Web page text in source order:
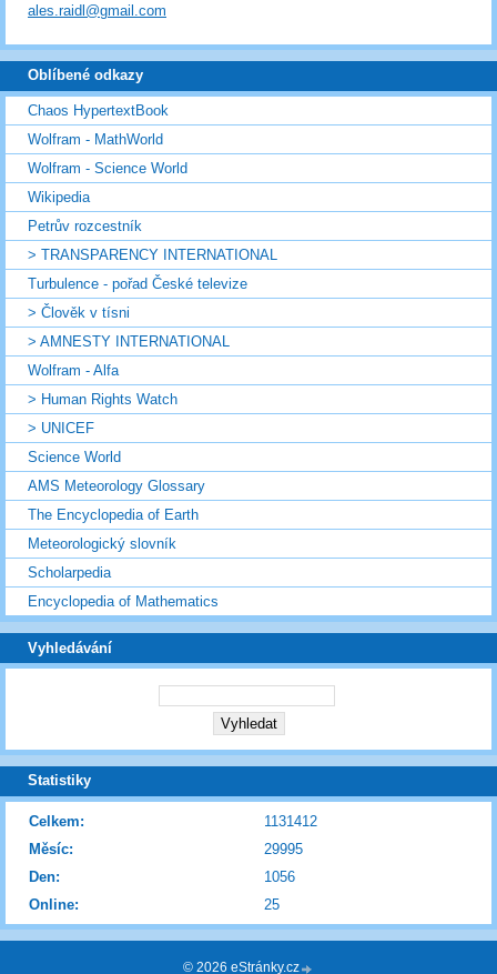
ales.raidl@gmail.com
Oblíbené odkazy
Chaos HypertextBook
Wolfram - MathWorld
Wolfram - Science World
Wikipedia
Petrův rozcestník
> TRANSPARENCY INTERNATIONAL
Turbulence - pořad České televize
> Člověk v tísni
> AMNESTY INTERNATIONAL
Wolfram - Alfa
> Human Rights Watch
> UNICEF
Science World
AMS Meteorology Glossary
The Encyclopedia of Earth
Meteorologický slovník
Scholarpedia
Encyclopedia of Mathematics
Vyhledávání
Statistiky
Online: 25
Celkem:
1131412
Měsíc:
29995
Den:
1056
© 2026 eStránky.cz